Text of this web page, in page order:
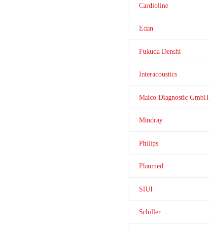
Cardioline
Edan
Fukuda Denshi
Interacoustics
Maico Diagnostic GmbH
Mindray
Philips
Planmed
SIUI
Schiller